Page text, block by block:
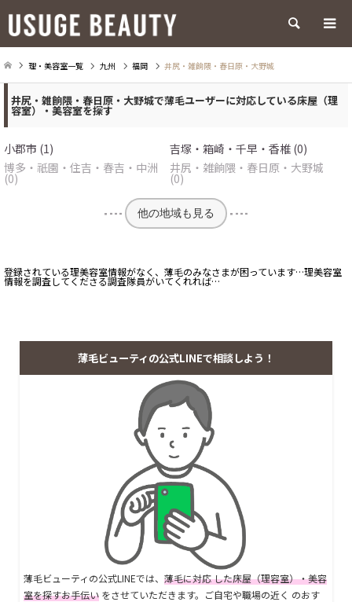
検索
理・美容室一覧 九州 福岡 井尻・雑餉隈・春日原・大野城
井尻・雑餉隈・春日原・大野城で薄毛ユーザーに対応している床屋（理
容室）・美容室を探す
小郡市 (1)
吉塚・箱崎・千早・香椎 (0)
博多・祇園・住吉・春吉・中洲
(0)
井尻・雑餉隈・春日原・大野城
(0)
他の地域も見る
登録されている理美容室情報がなく、薄毛のみなさまが困っています…理美容室
情報を調査してくださる調査隊員がいてくれれば…
薄毛ビューティの公式LINEで相談しよう！
薄毛ビューティの公式LINEでは、 薄毛に対応 した床屋（理容室）・美容
室を探すお手伝い をさせていただきます。ご自宅や職場の近く のおす